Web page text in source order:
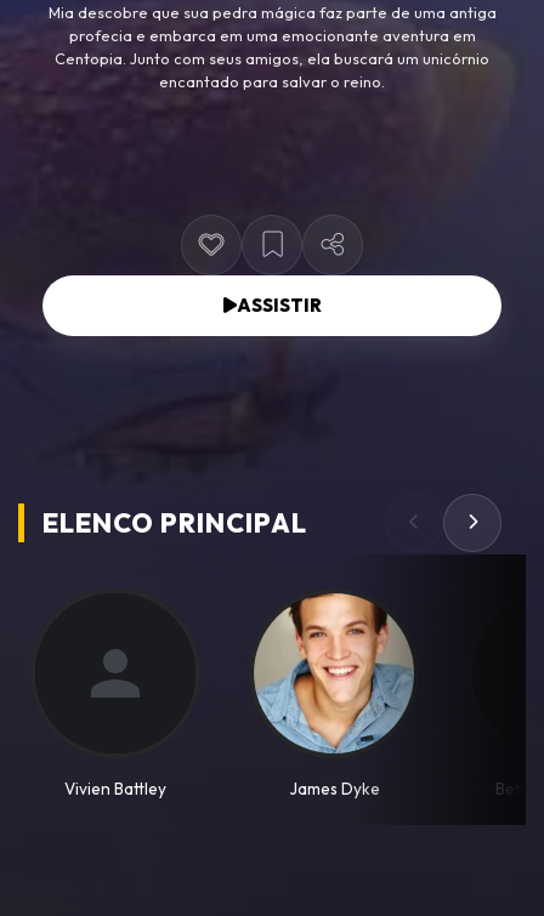
Mia descobre que sua pedra mágica faz parte de uma antiga
profecia e embarca em uma emocionante aventura em
Centopia. Junto com seus amigos, ela buscará um unicórnio
encantado para salvar o reino.
ASSISTIR
ELENCO PRINCIPAL
Vivien Battley James Dyke